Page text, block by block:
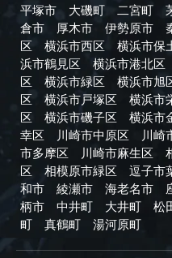
平塚市 大磯町 二宮町
倉市
厚木市 伊勢原市
区
横浜市西区 横浜市保
浜市鶴見区
横浜市港北区
区
横浜市緑区 横浜市旭
区
横浜市戸塚区 横浜市
区
横浜市磯子区 横浜市
幸区
川崎市中原区 川崎
市多摩区
川崎市麻生区
区
相模原市緑区 逗子市
和市
綾瀬市 海老名市
柄市
中井町 大井町 松
町
真鶴町 湯河原町